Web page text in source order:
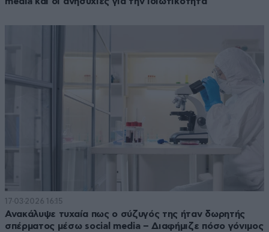
17·03·2026 16:15
Ανακάλυψε τυχαία πως ο σύζυγός της ήταν δωρητής
σπέρματος μέσω social media – Διαφήμιζε πόσο γόνιμος